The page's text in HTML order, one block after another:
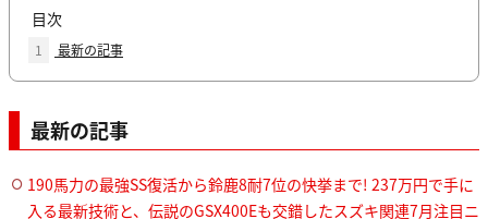
目次
1 最新の記事
最新の記事
190馬力の最強SS復活から鈴鹿8耐7位の快挙まで! 237万円で手に
入る最新技術と、伝説のGSX400Eも交錯したスズキ関連7月注目ニ